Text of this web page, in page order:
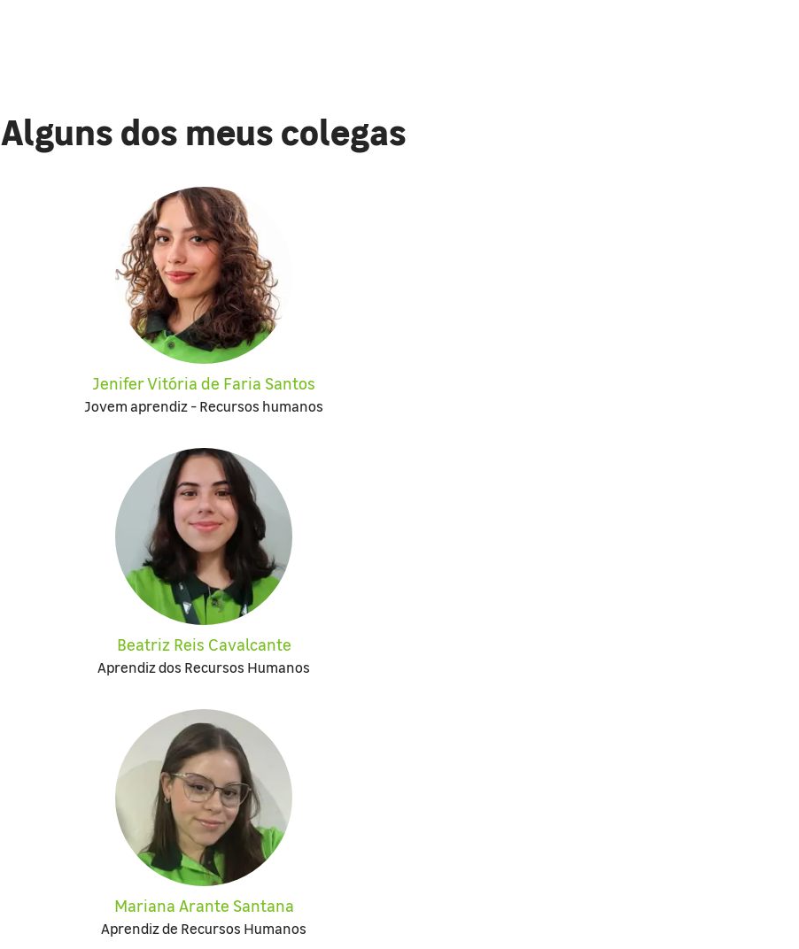
Alguns dos meus colegas
Jenifer Vitória de Faria Santos
Jovem aprendiz - Recursos humanos
Beatriz Reis Cavalcante
Aprendiz dos Recursos Humanos
Mariana Arante Santana
Aprendiz de Recursos Humanos